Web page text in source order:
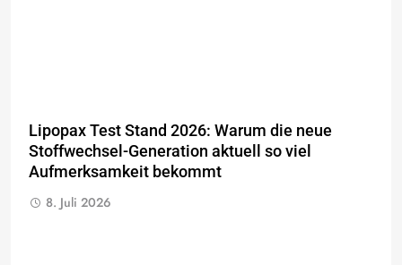
Lipopax Test Stand 2026: Warum die neue
Stoffwechsel-Generation aktuell so viel
Aufmerksamkeit bekommt
8. Juli 2026